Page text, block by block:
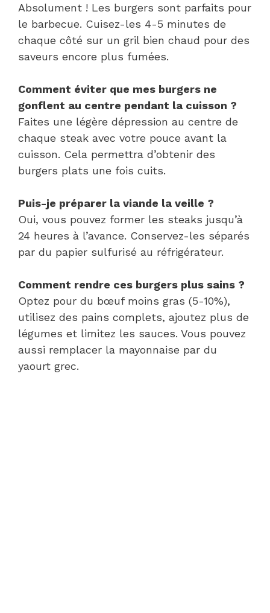
Absolument ! Les burgers sont parfaits pour
le barbecue. Cuisez-les 4-5 minutes de
chaque côté sur un gril bien chaud pour des
saveurs encore plus fumées.
Comment éviter que mes burgers ne
gonflent au centre pendant la cuisson ?
Faites une légère dépression au centre de
chaque steak avec votre pouce avant la
cuisson. Cela permettra d’obtenir des
burgers plats une fois cuits.
Puis-je préparer la viande la veille ?
Oui, vous pouvez former les steaks jusqu’à
24 heures à l’avance. Conservez-les séparés
par du papier sulfurisé au réfrigérateur.
Comment rendre ces burgers plus sains ?
Optez pour du bœuf moins gras (5-10%),
utilisez des pains complets, ajoutez plus de
légumes et limitez les sauces. Vous pouvez
aussi remplacer la mayonnaise par du
yaourt grec.